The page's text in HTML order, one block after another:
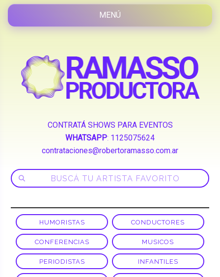
CONTRATÁ SHOWS PARA EVENTOS
WHATSAPP: 1125075624
contrataciones@robertoramasso.com.ar
HUMORISTAS CONDUCTORES
CONFERENCIAS MUSICOS
PERIODISTAS INFANTILES